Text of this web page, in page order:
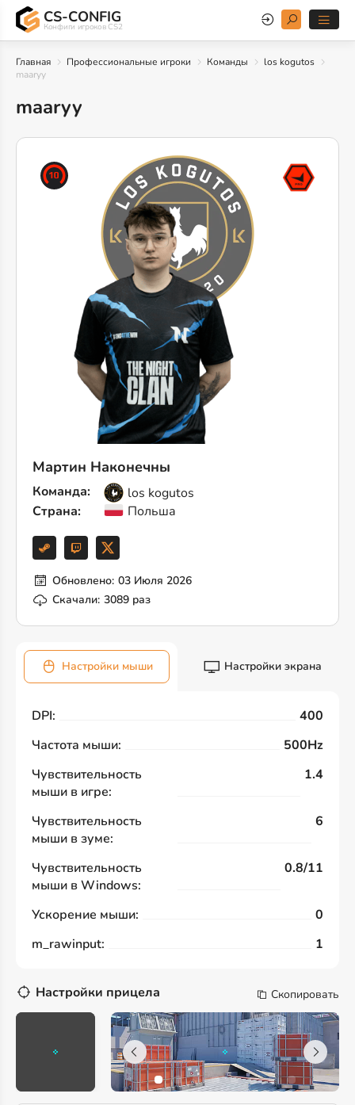
CS-CONFIG
Конфиги игроков CS2
Главная Профессиональные игроки Команды
los kogutos
maaryy
maaryy
Мартин Наконечны
Команда:
los kogutos
Страна:
Польша
Обновлено: 03 Июля 2026
Скачали: 3089 раз
Настройки мыши Настройки экрана
DPI:
400
Частота мыши:
500Hz
Чувствительность
мыши в игре:
1.4
Чувствительность
мыши в зуме:
6
Чувствительность
мыши в Windows:
0.8/11
Ускорение мыши:
0
m_rawinput:
1
Настройки прицела Скопировать